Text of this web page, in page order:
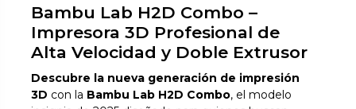
Bambu Lab H2D Combo –
Impresora 3D Profesional de
Alta Velocidad y Doble Extrusor
Descubre la nueva generación de impresión
3D con la Bambu Lab H2D Combo, el modelo